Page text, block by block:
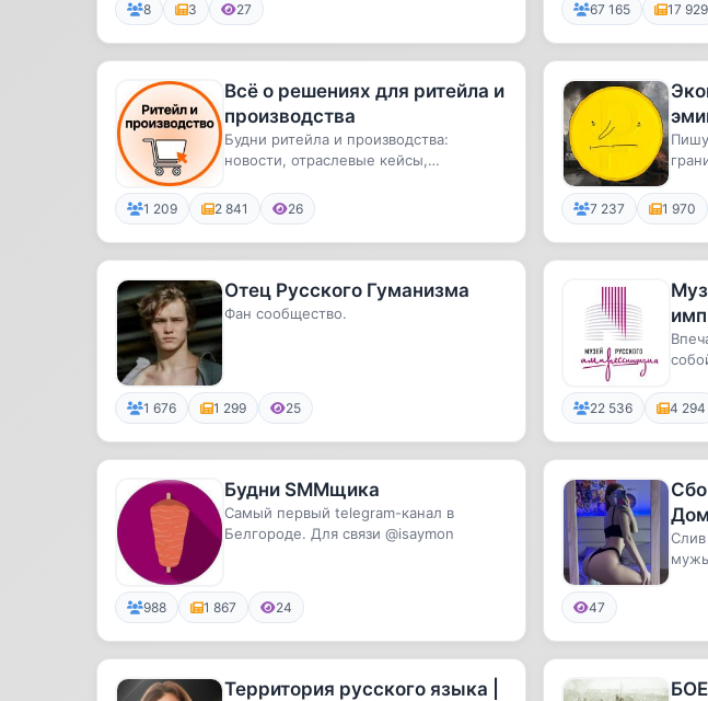
8 3 27 67 165 17 929
Всё о решениях для ритейла и
производства
Будни ритейла и производства:
новости, отраслевые кейсы,
компан...
1 209 2 841 26 7 237 1 970
Отец Русского Гуманизма
Фан сообщество.
1 676 1 299 25 22 536 4 294
Будни SMMщика
Самый первый telegram-канал в
Белгороде. Для связи @isaymon
988 1 867 24
Слив
47
Территория русского языка |